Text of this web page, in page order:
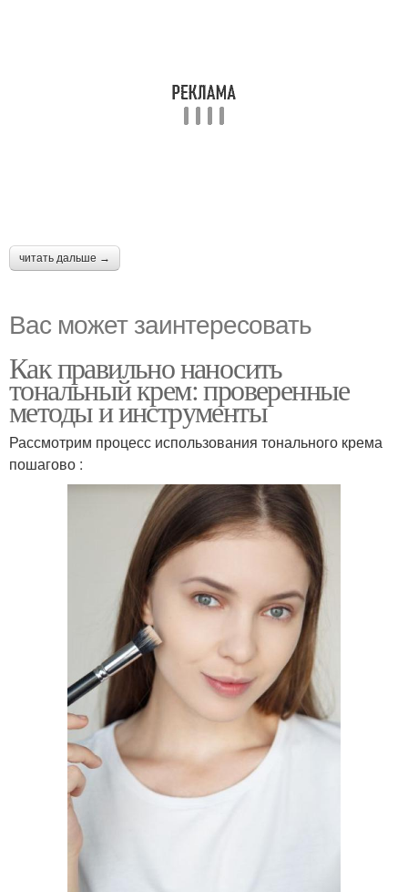
читать дальше →
Вас может заинтересовать
Как правильно наносить
тональный крем: проверенные
методы и инструменты
Рассмотрим процесс использования тонального крема
пошагово :